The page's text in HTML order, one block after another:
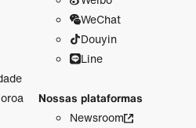
WeChat
Douyin
Line
Nossas plataformas
Newsroom